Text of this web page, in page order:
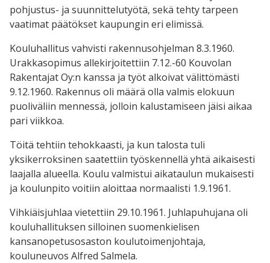
pohjustus- ja suunnittelutyötä, sekä tehty tarpeen
vaatimat päätökset kaupungin eri elimissä.
Kouluhallitus vahvisti rakennusohjelman 8.3.1960.
Urakkasopimus allekirjoitettiin 7.12.-60 Kouvolan
Rakentajat Oy:n kanssa ja työt alkoivat välittömästi
9.12.1960. Rakennus oli määrä olla valmis elokuun
puoliväliin mennessä, jolloin kalustamiseen jäisi aikaa
pari viikkoa.
Töitä tehtiin tehokkaasti, ja kun talosta tuli
yksikerroksinen saatettiin työskennellä yhtä aikaisesti
laajalla alueella. Koulu valmistui aikataulun mukaisesti
ja koulunpito voitiin aloittaa normaalisti 1.9.1961.
Vihkiäisjuhlaa vietettiin 29.10.1961. Juhlapuhujana oli
kouluhallituksen silloinen suomenkielisen
kansanopetusosaston koulutoimenjohtaja,
kouluneuvos Alfred Salmela.